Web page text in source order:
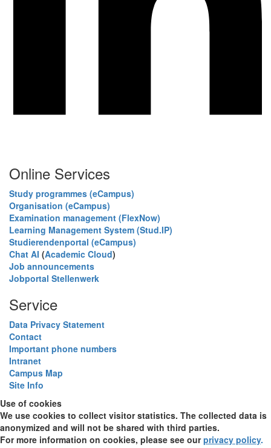
Online Services
Study programmes (eCampus)
Organisation (eCampus)
Examination management (FlexNow)
Learning Management System (Stud.IP)
Studierendenportal (eCampus)
Chat AI (Academic Cloud)
Job announcements
Jobportal Stellenwerk
Service
Data Privacy Statement
Contact
Important phone numbers
Intranet
Campus Map
Site Info
Use of cookies
We use cookies to collect visitor statistics. The collected data is
anonymized and will not be shared with third parties.
For more information on cookies, please see ourprivacy policy.